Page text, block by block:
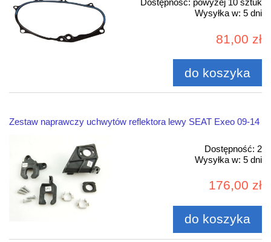
Dostępność: powyżej 10 sztuk
Wysyłka w: 5 dni
81,00 zł
do koszyka
Zestaw naprawczy uchwytów reflektora lewy SEAT Exeo 09-14
Dostępność: 2
Wysyłka w: 5 dni
176,00 zł
do koszyka